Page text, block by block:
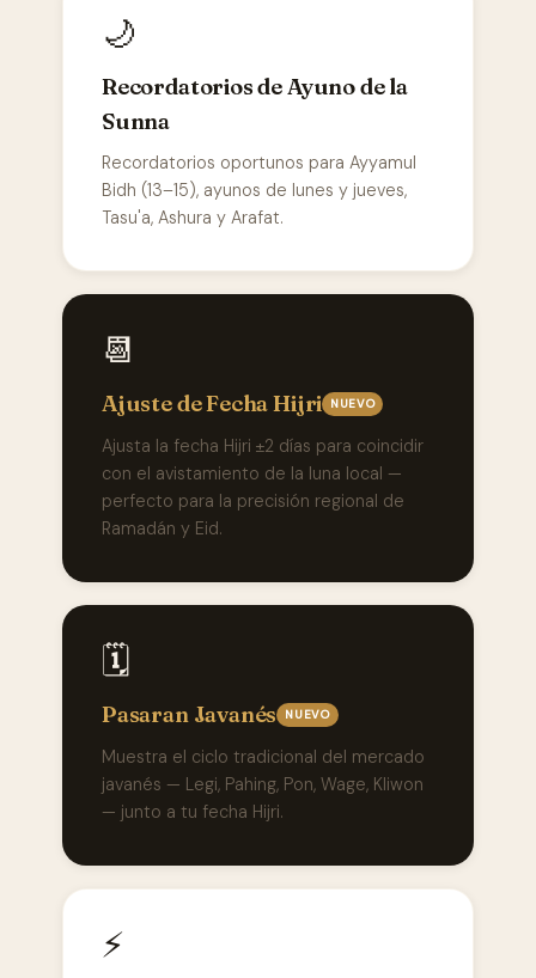
🌙
Recordatorios de Ayuno de la
Sunna
Recordatorios oportunos para Ayyamul
Bidh (13–15), ayunos de lunes y jueves,
Tasu'a, Ashura y Arafat.
📆
Ajuste de Fecha Hijri NUEVO
Ajusta la fecha Hijri ±2 días para coincidir
con el avistamiento de la luna local —
perfecto para la precisión regional de
Ramadán y Eid.
🗓️
Pasaran Javanés NUEVO
Muestra el ciclo tradicional del mercado
javanés — Legi, Pahing, Pon, Wage, Kliwon
— junto a tu fecha Hijri.
⚡